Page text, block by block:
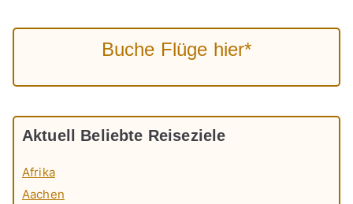
Buche Flüge hier*
Aktuell Beliebte Reiseziele
Afrika
Aachen